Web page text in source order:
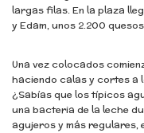
largas filas. En la plaza
y Edam, unos 2.200
Una vez colocados
haciendo calas y cortes a
¿Sabías que los típicos
una bacteria de la leche
agujeros y más regulares,